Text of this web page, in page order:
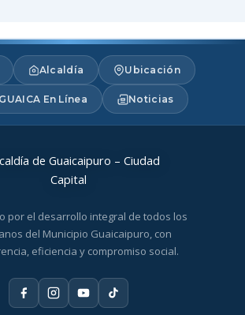
Alcaldía Ubicación
En Línea Noticias
por el desarrollo integral de todos los
del Municipio Guaicaipuro, con
eficiencia y compromiso social.